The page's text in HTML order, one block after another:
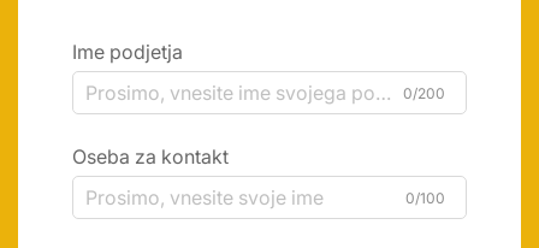
Ime podjetja
0/200
Oseba za kontakt
0/100